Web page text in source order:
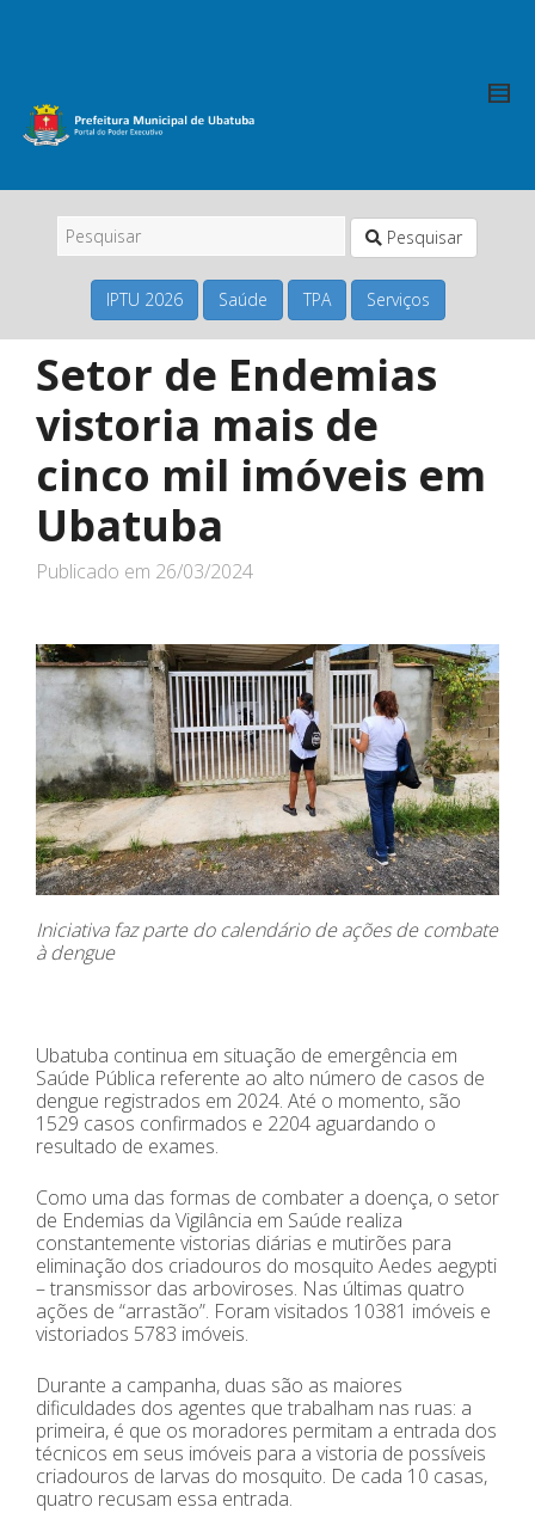
Pesquisar
IPTU 2026 Saúde TPA Serviços
Setor de Endemias
vistoria mais de
cinco mil imóveis em
Ubatuba
Publicado em 26/03/2024
Iniciativa faz parte do calendário de ações de combate
à dengue
Ubatuba continua em situação de emergência em
Saúde Pública referente ao alto número de casos de
dengue registrados em 2024. Até o momento, são
1529 casos confirmados e 2204 aguardando o
resultado de exames.
Como uma das formas de combater a doença, o setor
de Endemias da Vigilância em Saúde realiza
constantemente vistorias diárias e mutirões para
eliminação dos criadouros do mosquito Aedes aegypti
– transmissor das arboviroses. Nas últimas quatro
ações de “arrastão”. Foram visitados 10381 imóveis e
vistoriados 5783 imóveis.
Durante a campanha, duas são as maiores
dificuldades dos agentes que trabalham nas ruas: a
primeira, é que os moradores permitam a entrada dos
técnicos em seus imóveis para a vistoria de possíveis
criadouros de larvas do mosquito. De cada 10 casas,
quatro recusam essa entrada.